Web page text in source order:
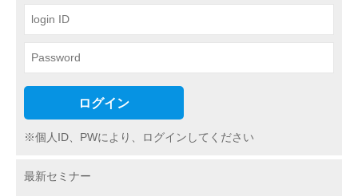
ョ
ン
ログイン
※個人ID、PWにより、ログインしてください
最新セミナー